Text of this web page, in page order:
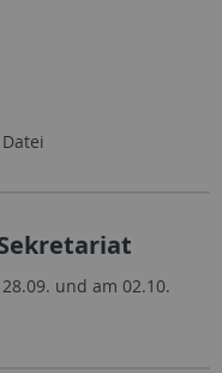
und am 02.10.